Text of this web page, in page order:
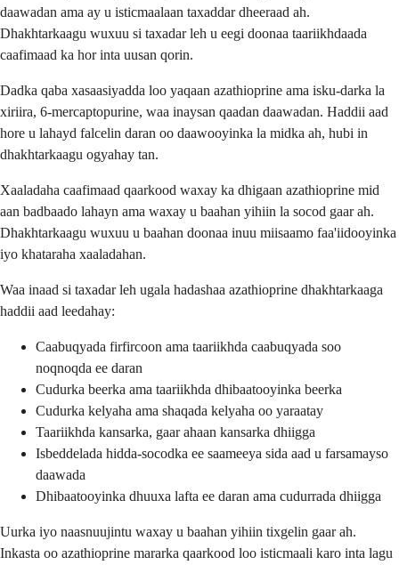
daawadan ama ay u isticmaalaan taxaddar dheeraad ah.
Dhakhtarkaagu wuxuu si taxadar leh u eegi doonaa taariikhdaada
caafimaad ka hor inta uusan qorin.
Dadka qaba xasaasiyadda loo yaqaan azathioprine ama isku-darka la
xiriira, 6-mercaptopurine, waa inaysan qaadan daawadan. Haddii aad
hore u lahayd falcelin daran oo daawooyinka la midka ah, hubi in
dhakhtarkaagu ogyahay tan.
Xaaladaha caafimaad qaarkood waxay ka dhigaan azathioprine mid
aan badbaado lahayn ama waxay u baahan yihiin la socod gaar ah.
Dhakhtarkaagu wuxuu u baahan doonaa inuu miisaamo faa'iidooyinka
iyo khataraha xaaladahan.
Waa inaad si taxadar leh ugala hadashaa azathioprine dhakhtarkaaga
haddii aad leedahay:
Caabuqyada firfircoon ama taariikhda caabuqyada soo
noqnoqda ee daran
Cudurka beerka ama taariikhda dhibaatooyinka beerka
Cudurka kelyaha ama shaqada kelyaha oo yaraatay
Taariikhda kansarka, gaar ahaan kansarka dhiigga
Isbeddelada hidda-socodka ee saameeya sida aad u farsamayso
daawada
Dhibaatooyinka dhuuxa lafta ee daran ama cudurrada dhiigga
Uurka iyo naasnuujintu waxay u baahan yihiin tixgelin gaar ah.
Inkasta oo azathioprine mararka qaarkood loo isticmaali karo inta lagu